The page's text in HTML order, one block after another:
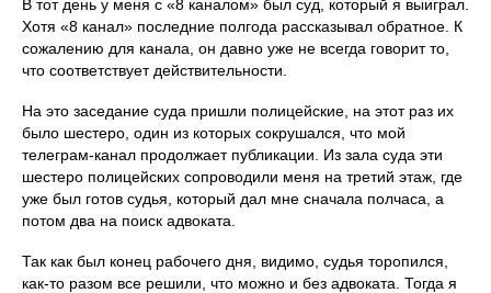
В тот день у меня с «8 каналом» был суд, который я выиграл.
Хотя «8 канал» последние полгода рассказывал обратное. К
сожалению для канала, он давно уже не всегда говорит то,
что соответствует действительности.
На это заседание суда пришли полицейские, на этот раз их
было шестеро, один из которых сокрушался, что мой
телеграм-канал продолжает публикации. Из зала суда эти
шестеро полицейских сопроводили меня на третий этаж, где
уже был готов судья, который дал мне сначала полчаса, а
потом два на поиск адвоката.
Так как был конец рабочего дня, видимо, судья торопился,
как-то разом все решили, что можно и без адвоката. Тогда я